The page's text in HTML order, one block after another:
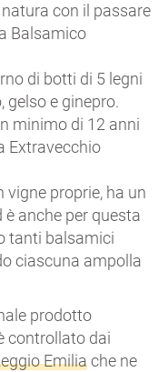
con il passare
Balsamico
di botti di 5 legni
gelso e ginepro.
minimo di 12 anni
Extravecchio
proprie, ha un
anche per questa
tanti balsamici
ciascuna ampolla
prodotto
controllato dai
Emiliache ne